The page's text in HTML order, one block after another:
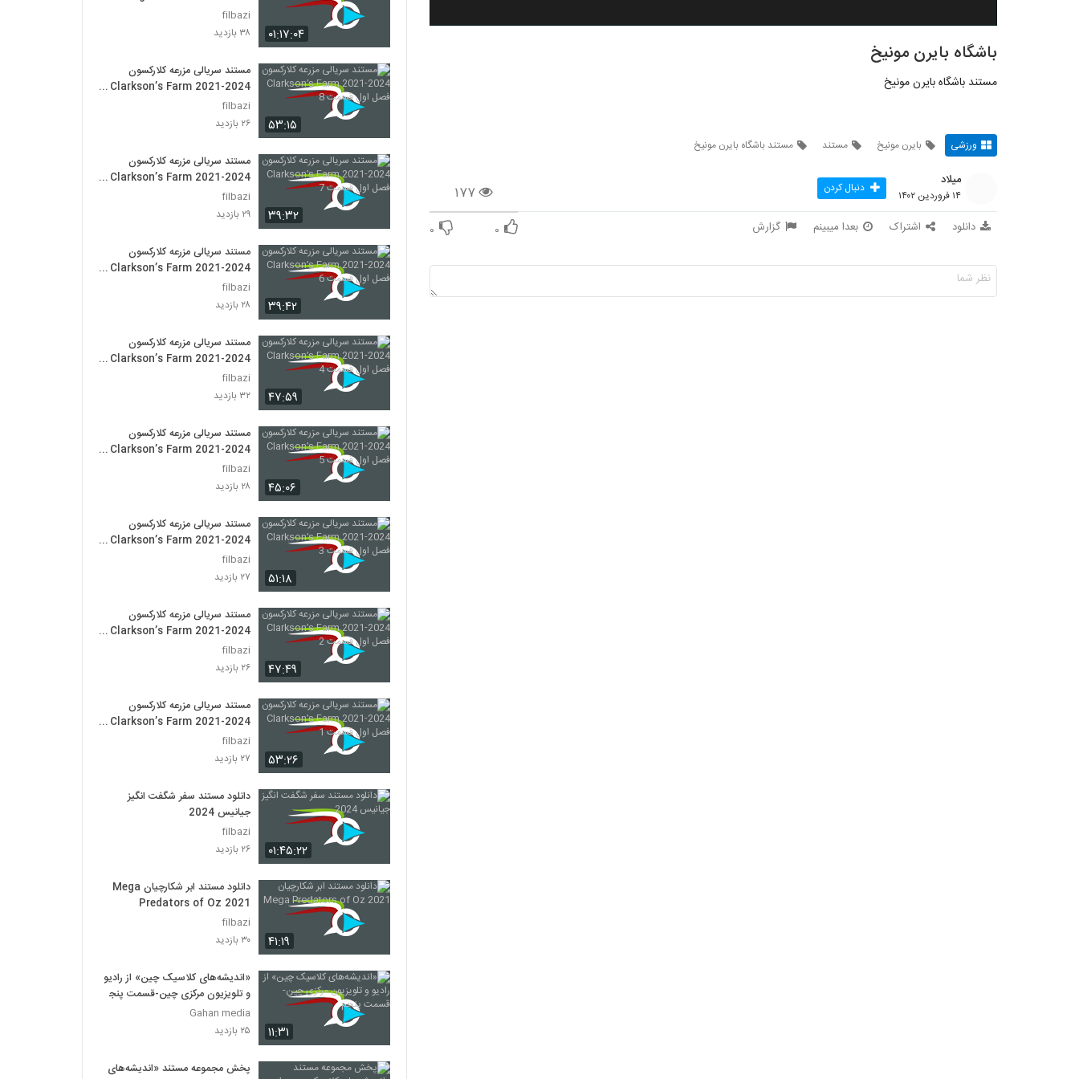
باشگاه بایرن مونیخ
مستند باشگاه بایرن مونیخ
ورزشی بایرن مونیخ مستند مستند باشگاه بایرن مونیخ
۱۷۷
میلاد
۱۴ فروردین ۱۴۰۲ دنبال کردن
دانلود اشتراک بعدا میبینم گزارش ۰ ۰
۰۱:۱۷:۰۴
filbazi
۳۸ بازدید
۵۳:۱۵
مستند سریالی مزرعه کلارکسون
Clarkson’s Farm 2021-2024
فصل اول قسمت 8
filbazi
۲۶ بازدید
۳۹:۳۲
مستند سریالی مزرعه کلارکسون
Clarkson’s Farm 2021-2024
فصل اول قسمت 7
filbazi
۲۹ بازدید
۳۹:۴۲
مستند سریالی مزرعه کلارکسون
Clarkson’s Farm 2021-2024
فصل اول قسمت 6
filbazi
۲۸ بازدید
۴۷:۵۹
مستند سریالی مزرعه کلارکسون
Clarkson’s Farm 2021-2024
فصل اول قسمت 4
filbazi
۳۲ بازدید
۴۵:۰۶
مستند سریالی مزرعه کلارکسون
Clarkson’s Farm 2021-2024
فصل اول قسمت 5
filbazi
۲۸ بازدید
۵۱:۱۸
مستند سریالی مزرعه کلارکسون
Clarkson’s Farm 2021-2024
فصل اول قسمت 3
filbazi
۲۷ بازدید
۴۷:۴۹
مستند سریالی مزرعه کلارکسون
Clarkson’s Farm 2021-2024
فصل اول قسمت 2
filbazi
۲۶ بازدید
۵۳:۲۶
مستند سریالی مزرعه کلارکسون
Clarkson’s Farm 2021-2024
فصل اول قسمت 1
filbazi
۲۷ بازدید
۰۱:۴۵:۲۲
دانلود مستند سفر شگفت انگیز
جیانیس 2024
filbazi
۲۶ بازدید
۴۱:۱۹
دانلود مستند ابر شکارچیان Mega
Predators of Oz 2021
filbazi
۳۰ بازدید
۱۱:۳۱
«اندیشه‌های کلاسیک چین» از رادیو
و تلویزیون مرکزی چین-قسمت پنجم
Gahan media
۲۵ بازدید
پخش مجموعه مستند «اندیشه‌های